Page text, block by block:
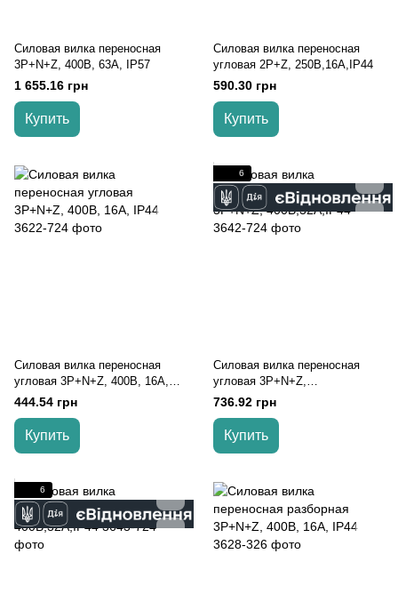
Силовая вилка переносная
3Р+N+Z, 400В, 63А, IP57
1 655.16 грн
Купить
Силовая вилка переносная
угловая 2Р+Z, 250В,16A,IP44
590.30 грн
Купить
Силовая вилка переносная
угловая 3Р+N+Z, 400В, 16А,
IP44
444.54 грн
Купить
6
Силовая вилка переносная
угловая 3Р+N+Z,
400В,32A,IP44
736.92 грн
Купить
6